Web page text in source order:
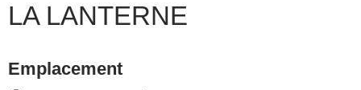
LA LANTERNE
Emplacement